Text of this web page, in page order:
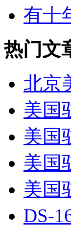
有十
热门文
北京
美国
美国
美国
美国
DS-